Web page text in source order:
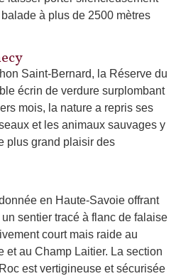
à plus de 2500 mètres
Saint-Bernard, la Réserve du
écrin de verdure surplombant
mois, la nature a repris ses
et les animaux sauvages y
plus grand plaisir des
en Haute-Savoie offrant
sentier tracé à flanc de falaise
court mais raide au
et au Champ Laitier. La section
est vertigineuse et sécurisée